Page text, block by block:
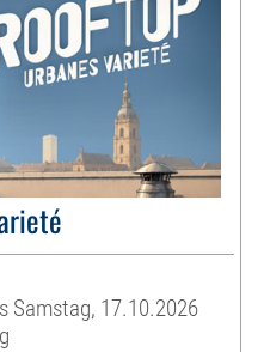
Samstag, 17.10.2026